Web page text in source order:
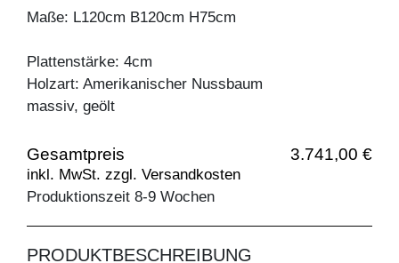
Maße: L120cm B120cm H75cm
Plattenstärke: 4cm
Holzart: Amerikanischer Nussbaum
massiv, geölt
Gesamtpreis 3.741,00 €
inkl. MwSt. zzgl. Versandkosten
Produktionszeit 8-9 Wochen
PRODUKTBESCHREIBUNG